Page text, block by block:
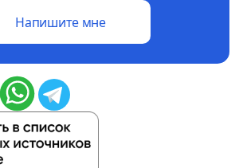
Напишите мне